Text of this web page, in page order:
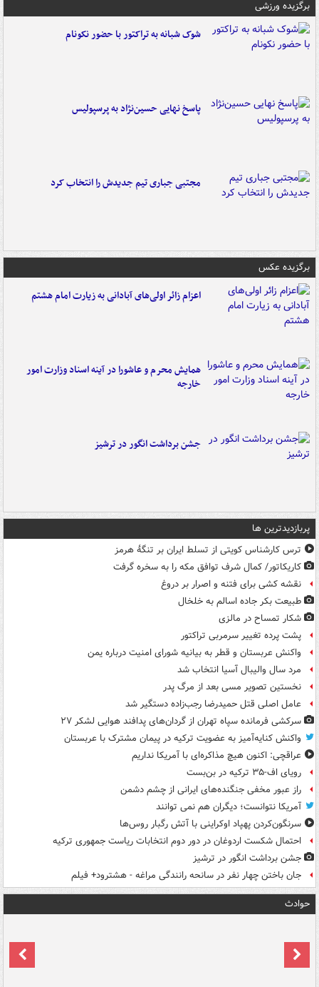
برگزیده ورزشی
شوک شبانه به تراکتور با حضور نکونام
پاسخ نهایی حسین‌نژاد به پرسپولیس
مجتبی جباری تیم جدیدش را انتخاب کرد
برگزیده عکس
اعزام زائر اولی‌های آبادانی به زیارت امام هشتم
همایش محرم و عاشورا در آینه اسناد وزارت امور
خارجه
جشن برداشت انگور در ترشیز
پربازدیدترین ها
ترس کارشناس کویتی از تسلط ایران بر تنگۀ هرمز
کاریکاتور/ کمال شرف توافق مکه را به سخره گرفت
نقشه کشی برای فتنه و اصرار بر دروغ
طبیعت بکر جاده اسالم به خلخال
شکار تمساح در مالزی
پشت پرده تغییر سرمربی تراکتور
واکنش عربستان و قطر به بیانیه شورای امنیت درباره یمن
مرد سال والیبال آسیا انتخاب شد
نخستین تصویر مسی بعد از مرگ پدر
عامل اصلی قتل حمیدرضا رجب‌زاده دستگیر شد
سرکشی فرمانده سپاه تهران از گردان‌های پدافند هوایی لشکر ۲۷
واکنش کنایه‌آمیز به عضویت ترکیه در پیمان مشترک با عربستان
عراقچی: اکنون هیچ مذاکره‌ای با آمریکا نداریم
رویای اف-۳۵ ترکیه در بن‌بست
راز عبور مخفی جنگنده‌های ایرانی از چشم دشمن
آمریکا نتوانست؛ دیگران هم نمی توانند
سرنگون‌کردن پهپاد اوکراینی با آتش رگبار روس‌ها
احتمال شکست اردوغان در دور دوم انتخابات ریاست جمهوری ترکیه
جشن برداشت انگور در ترشیز
جان باختن چهار نفر در سانحه رانندگی مراغه - هشترود+ فیلم
حوادث